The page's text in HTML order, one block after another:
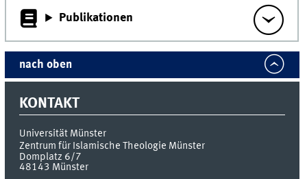
Publikationen
nach oben
KONTAKT
Universität Münster
Zentrum für Islamische Theologie Münster
Domplatz 6/7
48143 Münster